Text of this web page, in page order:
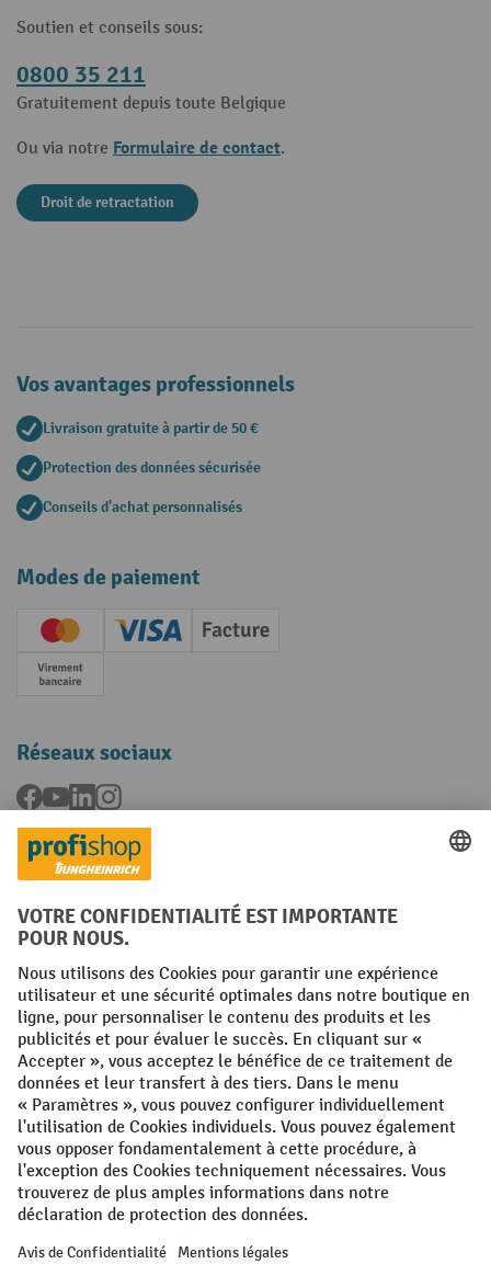
Soutien et conseils sous:
0800 35 211
Gratuitement depuis toute Belgique
Ou via notre Formulaire de contact.
Droit de retractation
Vos avantages professionnels
Livraison gratuite à partir de 50 €
Protection des données sécurisée
Conseils d'achat personnalisés
Modes de paiement
Creditcard (Master)Creditcard (Visa)
Facture
Paiement anticipé
Réseaux sociaux
Facebook
YouTubeLinkedInInstagram
Langues
FR NL
Conditions générales Mentions légales
Protection des Données Politique de cookies
All prices excl. VAT plusshipping costsand possible delivery charges,
if not stated otherwise.
¹ La remise est valable jusqu'à épuisement des stocks. La remise ne
s'applique pas aux prix spéciaux. Il n'est pas possible de le combiner
avec d'autres réductions en pourcentage ou bons de réduction. | ² La
réduction sera accordée une seule fois lors de la première inscription